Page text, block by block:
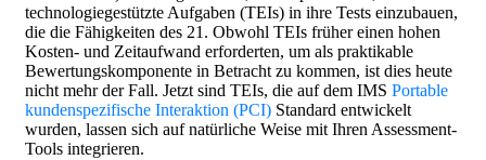
technologiegestützte Aufgaben (TEIs) in ihre Tests einzubauen,
die die Fähigkeiten des 21. Obwohl TEIs früher einen hohen
Kosten- und Zeitaufwand erforderten, um als praktikable
Bewertungskomponente in Betracht zu kommen, ist dies heute
nicht mehr der Fall. Jetzt sind TEIs, die auf dem IMS Portable
kundenspezifische Interaktion (PCI) Standard entwickelt
wurden, lassen sich auf natürliche Weise mit Ihren Assessment-
Tools integrieren.